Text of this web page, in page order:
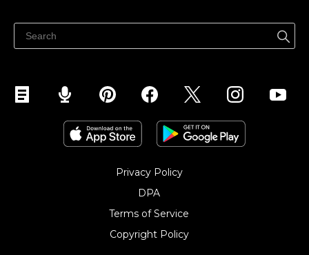
Продавайте във Facebook
Продавайте в Instagram
Privacy Policy
DPA
Terms of Service
Copyright Policy‎